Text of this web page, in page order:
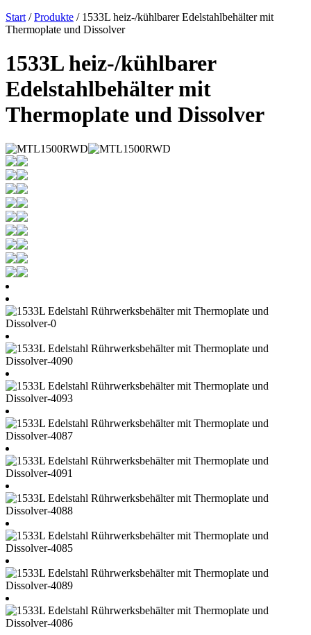
Start /Produkte / 1533L heiz-/kühlbarer Edelstahlbehälter mit
Thermoplate und Dissolver
1533L heiz-/kühlbarer
Edelstahlbehälter mit
Thermoplate und Dissolver